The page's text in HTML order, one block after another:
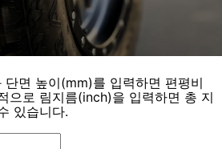
면 높이(mm)를 입력하면 편평비
으로 림지름(inch)을 입력하면 총 지
있습니다.